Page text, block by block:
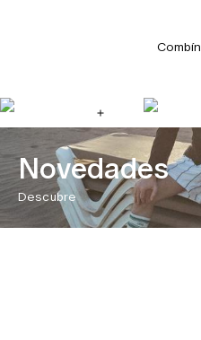
Novedades
Descubre